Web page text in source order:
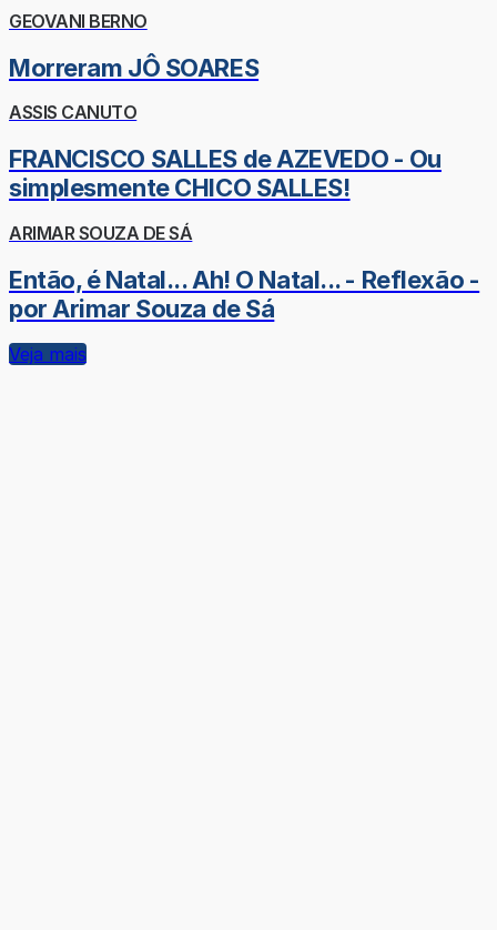
GEOVANI BERNO
Morreram JÔ SOARES
ASSIS CANUTO
FRANCISCO SALLES de AZEVEDO - Ou
simplesmente CHICO SALLES!
ARIMAR SOUZA DE SÁ
Então, é Natal... Ah! O Natal... - Reflexão -
por Arimar Souza de Sá
Veja mais